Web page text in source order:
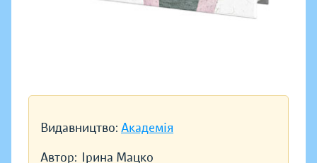
Видавництво: Академія
Автор: Ірина Мацко